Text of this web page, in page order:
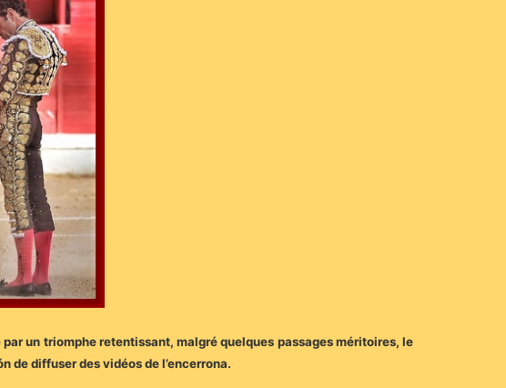
un triomphe retentissant, malgré quelques passages méritoires, le
de diffuser des vidéos de l’encerrona.